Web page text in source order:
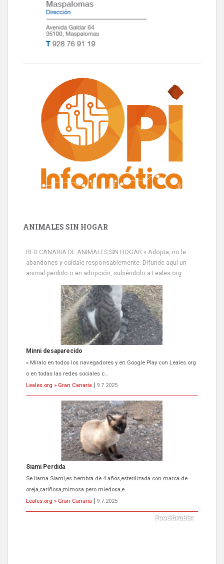
ANIMALES SIN HOGAR
RED CANARIA DE ANIMALES SIN HOGAR » Adopta, no le
abandones y cuídale responsablemente. Difunde aquí un
animal perdido o en adopción, subiéndolo a Leales.org
Minni desaparecido
» Míralo en todos los navegadores y en Google Play con Leales.org
o en todas las redes sociales c...
Leales.org » Gran Canaria
9.7.2025
Siami Perdida
Se llama Siami,es hembra de 4 años,esterilizada con marca de
oreja,cariñosa,mimosa pero miedosa,e...
Leales.org » Gran Canaria
9.7.2025